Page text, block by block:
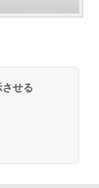
せる